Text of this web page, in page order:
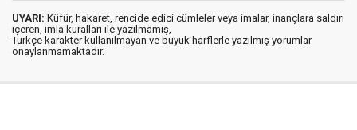
UYARI: Küfür, hakaret, rencide edici cümleler veya imalar, inançlara saldırı
içeren, imla kuralları ile yazılmamış,
Türkçe karakter kullanılmayan ve büyük harflerle yazılmış yorumlar
onaylanmamaktadır.